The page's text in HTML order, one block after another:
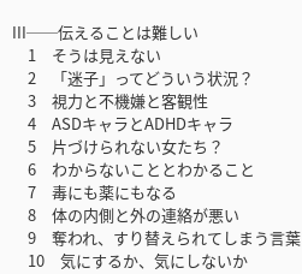
III──伝えることは難しい
1 そうは見えない
2 「迷子」ってどういう状況？
3 視力と不機嫌と客観性
4 ASDキャラとADHDキャラ
5 片づけられない女たち？
6 わからないこととわかること
7 毒にも薬にもなる
8 体の内側と外の連絡が悪い
9 奪われ、すり替えられてしまう言葉
10 気にするか、気にしないか